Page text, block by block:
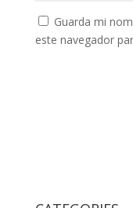
Guarda mi
este navegador